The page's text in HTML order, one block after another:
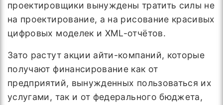
проектировщики вынуждены тратить силы не
на проектирование, а на рисование красивых
цифровых моделек и XML-отчётов.
Зато растут акции айти-компаний, которые
получают финансирование как от
предприятий, вынужденных пользоваться их
услугами, так и от федерального бюджета,